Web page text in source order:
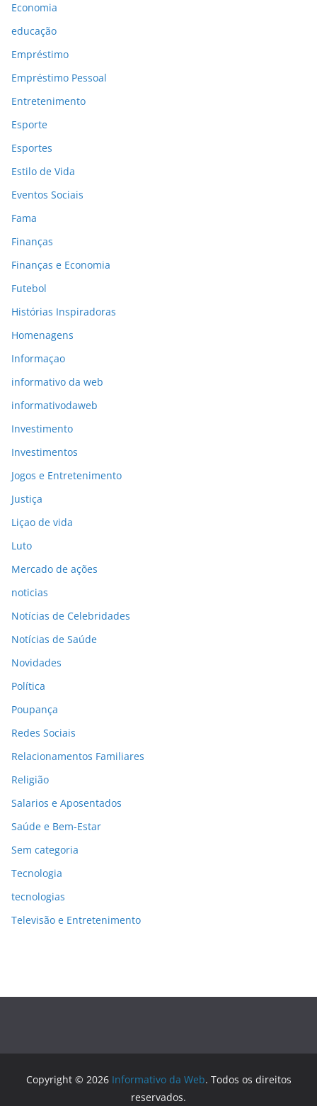
Economia
educação
Empréstimo
Empréstimo Pessoal
Entretenimento
Esporte
Esportes
Estilo de Vida
Eventos Sociais
Fama
Finanças
Finanças e Economia
Futebol
Histórias Inspiradoras
Homenagens
Informaçao
informativo da web
informativodaweb
Investimento
Investimentos
Jogos e Entretenimento
Justiça
Liçao de vida
Luto
Mercado de ações
noticias
Notícias de Celebridades
Notícias de Saúde
Novidades
Política
Poupança
Redes Sociais
Relacionamentos Familiares
Religião
Salarios e Aposentados
Saúde e Bem-Estar
Sem categoria
Tecnologia
tecnologias
Televisão e Entretenimento
Copyright © 2026 Informativo da Web. Todos os direitos
reservados.